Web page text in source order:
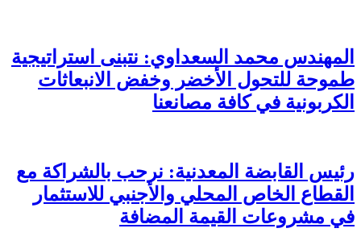
المهندس محمد السعداوي: نتبنى استراتيجية
طموحة للتحول الأخضر وخفض الانبعاثات
الكربونية في كافة مصانعنا
رئيس القابضة المعدنية: نرحب بالشراكة مع
القطاع الخاص المحلي والأجنبي للاستثمار
في مشروعات القيمة المضافة